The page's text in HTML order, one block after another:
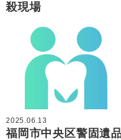
殺現場
2025.06.13
福岡市中央区警固遺